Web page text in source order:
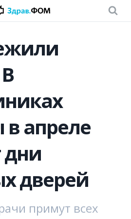
апреле
дни
дверей
примут всех